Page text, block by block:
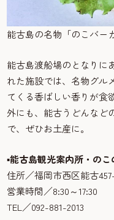
能古島の名物「のこバー
能古島渡船場のとなりに
れた施設では、名物グル
てくる香ばしい香りが食
外にも、能古うどんなど
で、ぜひお土産に。
▪能古島観光案内所・のこ
住所／福岡市西区能古
営業時間／8:30～17:30
TEL／092-881-2013